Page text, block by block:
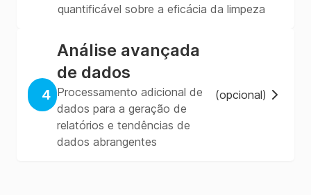
quantificável sobre a eficácia da limpeza
4
Análise avançada
de dados
Processamento adicional de
dados para a geração de
relatórios e tendências de
dados abrangentes
(opcional)